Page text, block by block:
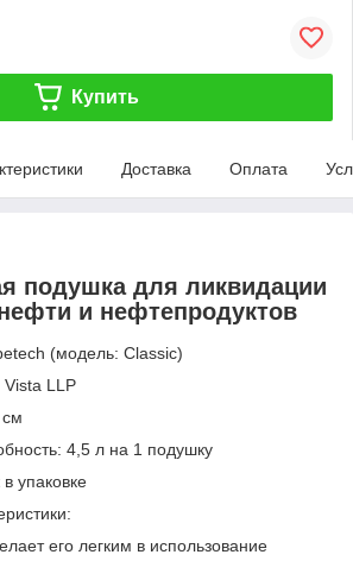
Купить
Доставка Оплата
подушка для ликвидации
и нефтепродуктов
(модель: Classic)
LLP
4,5 л на 1 подушку
упаковке
его легким в использование